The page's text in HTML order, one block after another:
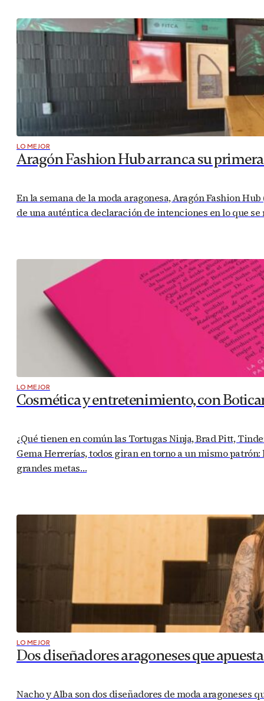
LO MEJOR
Aragón Fashion Hub arranca su
En la semana de la moda aragonesa, Aragón Fashion
de una auténtica declaración de intenciones en lo que
LO MEJOR
Cosmética y entretenimiento, con
¿Qué tienen en común las Tortugas Ninja, Brad Pitt,
Gema Herrerías, todos giran en torno a un mismo
grandes metas…
LO MEJOR
Dos diseñadores aragoneses que
Nacho y Alba son dos diseñadores de moda aragoneses